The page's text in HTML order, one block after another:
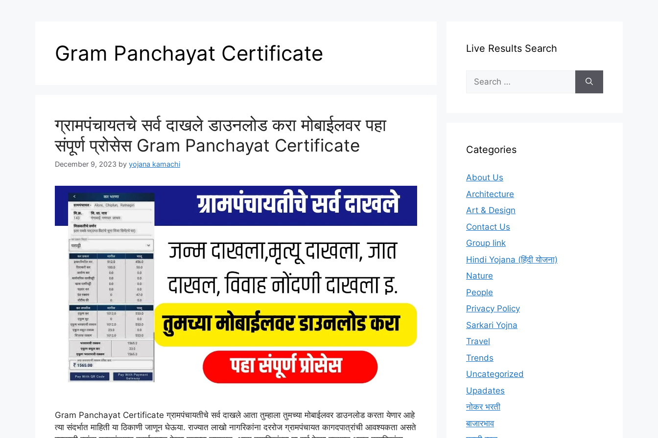
Gram Panchayat Certificate
ग्रामपंचायतचे सर्व दाखले डाउनलोड करा मोबाईलवर पहा
संपूर्ण प्रोसेस Gram Panchayat Certificate
December 9, 2023 by yojana kamachi
Gram Panchayat Certificate ग्रामपंचायतीचे सर्व दाखले आता तुम्हाला तुमच्या मोबाईलवर डाउनलोड करता येणार आहे
त्या संदर्भात माहिती या ठिकाणी जाणून घेऊया. राज्यात लाखो नागरिकांना दररोज ग्रामपंचायत कागदपात्रांची आवश्यकता असते
Live Results Search
Search
for:
Categories
About Us
Architecture
Art & Design
Contact Us
Group link
Hindi Yojana (हिंदी योजना)
Nature
People
Privacy Policy
Sarkari Yojna
Travel
Trends
Uncategorized
Upadates
नोकर भरती
बाजारभाव